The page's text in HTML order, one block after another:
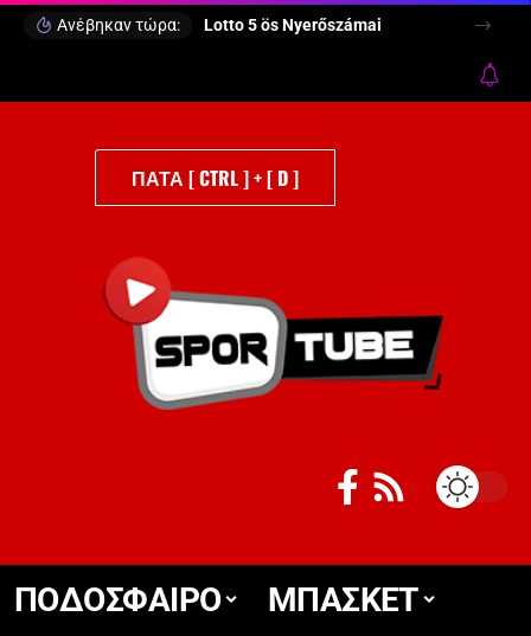
Ανέβηκαν τώρα: Lotto 5 ös Nyerőszámai
ΠΑΤΑ [ CTRL ] + [ D ]
ΠΟΔΟΣΦΑΙΡΟ
ΜΠΑΣΚΕΤ